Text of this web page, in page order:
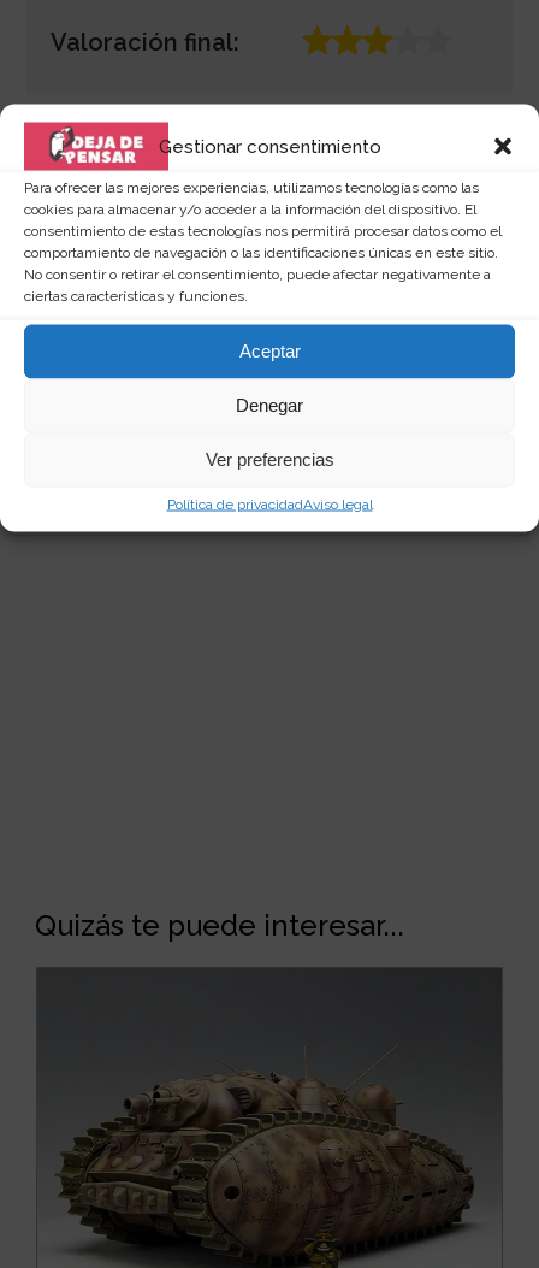
Gestionar consentimiento
Para ofrecer las mejores experiencias, utilizamos tecnologías como las
cookies para almacenar y/o acceder a la información del dispositivo. El
consentimiento de estas tecnologías nos permitirá procesar datos como el
comportamiento de navegación o las identificaciones únicas en este sitio.
No consentir o retirar el consentimiento, puede afectar negativamente a
ciertas características y funciones.
Aceptar
Denegar
Ver preferencias
Política de privacidadAviso legal
Valoración final:
Autor:
Cristina Cárdenas
Redactora web curiosa, amante de las
palabras y de los productos singulares. Me
descubrimientos endejadepensar.com
Quizás te puede interesar...